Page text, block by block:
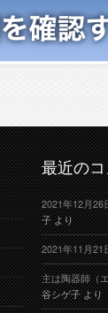
最近の
2021年12月26
子より
2021年11月21
主は陶器師（
谷シゲ子より